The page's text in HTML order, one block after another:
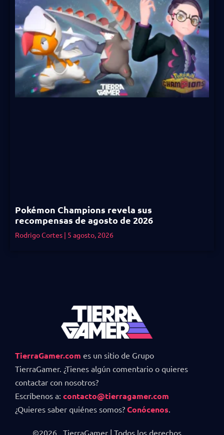
Pokémon Champions revela sus
recompensas de agosto de 2026
Rodrigo Cortes 5 agosto, 2026
TierraGamer.com es un sitio de Grupo
TierraGamer. ¿Tienes algún comentario o quieres
contactar con nosotros?
Escríbenos a: contacto@tierragamer.com
¿Quieres saber quiénes somos? Conócenos.
©2026 . TierraGamer | Todos los derechos